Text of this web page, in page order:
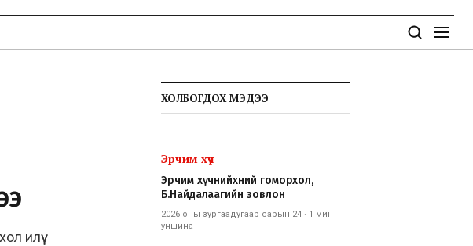
илүү
ХОЛБОГДОХ МЭДЭЭ
Эрчим хүч
Эрчим хүчнийхний гоморхол,
Б.Найдалаагийн зовлон
2026 оны зургаадугаар сарын 24 · 1 мин
уншина